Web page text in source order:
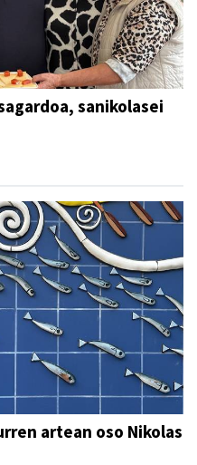
sanikolasei
artean oso Nikolas